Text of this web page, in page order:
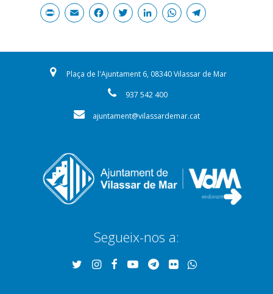
PrintEmailFacebook
Twitter
LinkedIn
Plaça de l'Ajuntament 6, 08340 Vilassar de Mar
937 542 400
ajuntament@vilassardemar.cat
Segueix-nos a: